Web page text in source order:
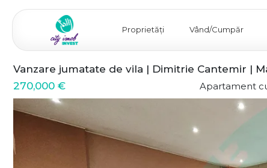
Proprietăți Vând/Cumpăr
Vanzare jumatate de vila | Dimitrie Cantemir |
270,000 €
Apartament